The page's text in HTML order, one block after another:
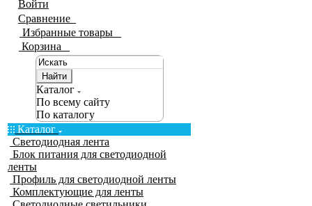
Войти
Сравнение
Избранные товары
Корзина
Найти
Каталог
По всему сайту
По каталогу
Каталог
Светодиодная лента
Блок питания для светодиодной
ленты
Профиль для светодиодной ленты
Комплектующие для ленты